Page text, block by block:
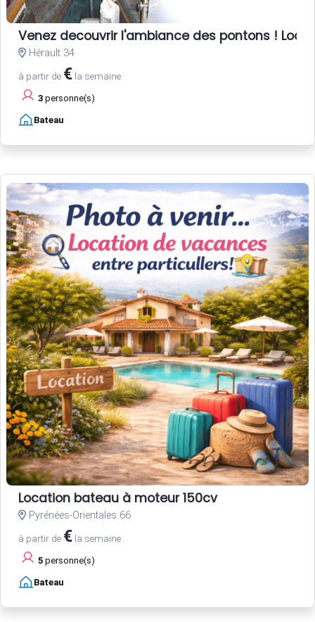
Venez decouvrir l'ambiance des pontons !
Hérault 34
à partir de € la semaine
3 personne(s)
Bateau
Location bateau à moteur 150cv
Pyrénées-Orientales 66
à partir de € la semaine
5 personne(s)
Bateau